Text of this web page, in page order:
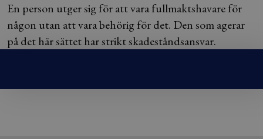
En person utger sig för att vara fullmaktshavare för
någon utan att vara behörig för det. Den som agerar
på det här sättet har strikt skadeståndsansvar.